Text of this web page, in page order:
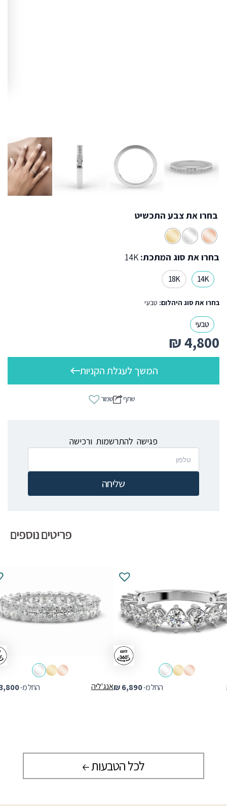
בחרו את צבע התכשיט
בחרו את סוג המתכת:14K
18K 14K
בחרו את סוג היהלום: טִבעִי
טִבעִי
₪4,800
המשך לעגלת הקניות
שמור שתף
פגישה להתרשמות ורכישה
שליחה
פריטים נוספים
החל מ- אנג'ליה החל מ- ₪6,890
לכל הטבעות